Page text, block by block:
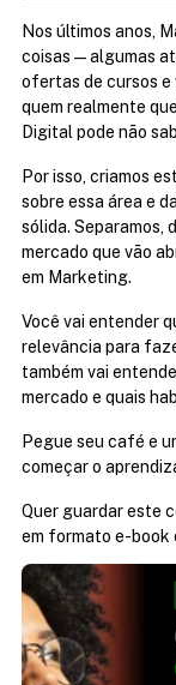
Nos últimos anos,
coisas — algumas
ofertas de cursos e
quem realmente
Digital pode não
Por isso, criamos
sobre essa área e
sólida. Separamos,
mercado que vão
em Marketing.
Você vai entender
relevância para
também vai
mercado e quais
Pegue seu café e
começar o
Quer guardar este
em formato e-book